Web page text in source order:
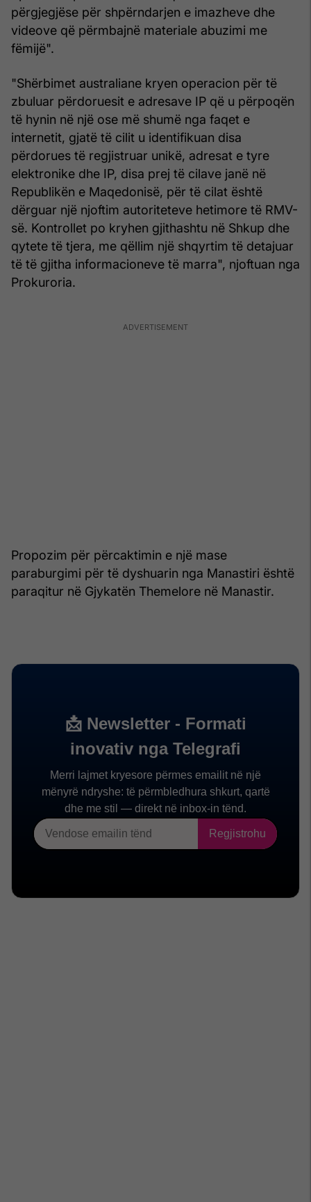
përgjegjëse për shpërndarjen e imazheve dhe
videove që përmbajnë materiale abuzimi me
fëmijë".
"Shërbimet australiane kryen operacion për të
zbuluar përdoruesit e adresave IP që u përpoqën
të hynin në një ose më shumë nga faqet e
internetit, gjatë të cilit u identifikuan disa
përdorues të regjistruar unikë, adresat e tyre
elektronike dhe IP, disa prej të cilave janë në
Republikën e Maqedonisë, për të cilat është
dërguar një njoftim autoriteteve hetimore të RMV-
së. Kontrollet po kryhen gjithashtu në Shkup dhe
qytete të tjera, me qëllim një shqyrtim të detajuar
të të gjitha informacioneve të marra", njoftuan nga
Prokuroria.
Propozim për përcaktimin e një mase
paraburgimi për të dyshuarin nga Manastiri është
paraqitur në Gjykatën Themelore në Manastir.